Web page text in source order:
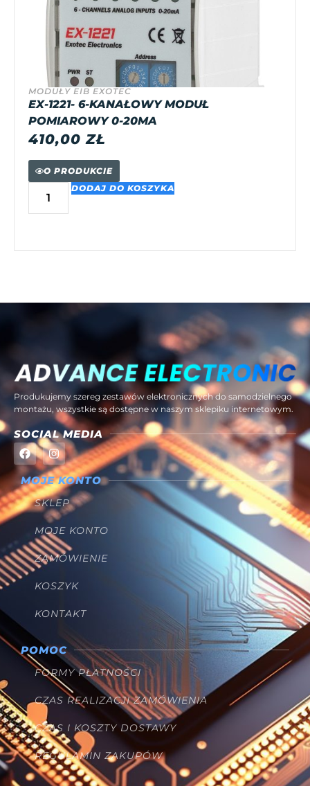
MODUŁY EIB EXOTEC
EX-1221- 6-KANAŁOWY MODUŁ
POMIAROWY 0-20MA
410,00ZŁ
O PRODUKCIE
DODAJ DO KOSZYKA
Produkujemy szereg zestawów elektronicznych do samodzielnego
montażu, wszystkie są dostępne w naszym sklepiku internetowym.
SOCIAL MEDIA
MOJE KONTO
SKLEP
MOJE KONTO
ZAMÓWIENIE
KOSZYK
KONTAKT
POMOC
FORMY PŁATNOŚCI
CZAS REALIZACJI ZAMÓWIENIA
CZAS I KOSZTY DOSTAWY
REGULAMIN ZAKUPÓW